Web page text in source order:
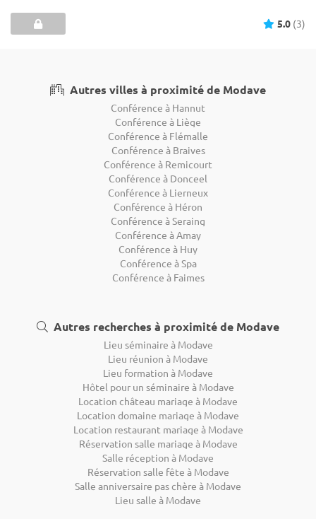
5.0 (3)
Autres villes à proximité de Modave
Conférence à Hannut
Conférence à Liège
Conférence à Flémalle
Conférence à Braives
Conférence à Remicourt
Conférence à Donceel
Conférence à Lierneux
Conférence à Héron
Conférence à Seraing
Conférence à Amay
Conférence à Huy
Conférence à Spa
Conférence à Faimes
Autres recherches à proximité de Modave
Lieu séminaire à Modave
Lieu réunion à Modave
Lieu formation à Modave
Hôtel pour un séminaire à Modave
Location château mariage à Modave
Location domaine mariage à Modave
Location restaurant mariage à Modave
Réservation salle mariage à Modave
Salle réception à Modave
Réservation salle fête à Modave
Salle anniversaire pas chère à Modave
Lieu salle à Modave